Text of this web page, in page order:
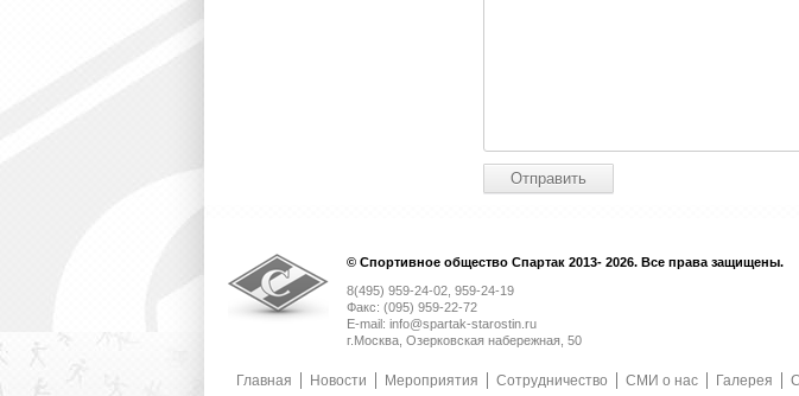
© Спортивное общество Спартак 2013- 2026. Все права защищены.
8(495) 959-24-02, 959-24-19
Факс: (095) 959-22-72
E-mail: info@spartak-starostin.ru
г.Москва, Озерковская набережная, 50
Главная Новости Мероприятия Сотрудничество СМИ о нас Галерея